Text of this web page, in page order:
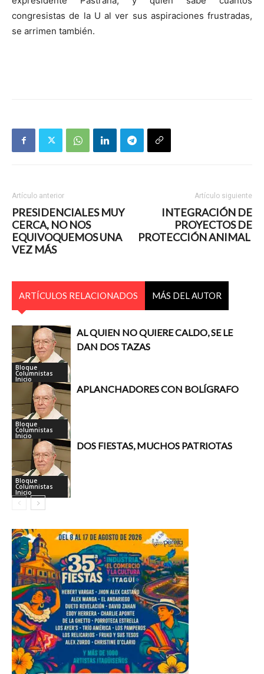
congresistas de la U al ver sus aspiraciones frustradas,
se arrimen también.
Artículo anterior
PRESIDENCIALES MUY
CERCA, NO NOS
EQUIVOQUEMOS UNA
VEZ MÁS
Artículo siguiente
INTEGRACIÓN DE
PROYECTOS DE
PROTECCIÓN ANIMAL
ARTÍCULOS RELACIONADOS MÁS DEL AUTOR
Bloque
Columnistas
Inicio
AL QUIEN NO QUIERE CALDO, SE LE
DAN DOS TAZAS
Bloque
Columnistas
Inicio
APLANCHADORES CON BOLÍGRAFO
Bloque
Columnistas
Inicio
DOS FIESTAS, MUCHOS PATRIOTAS